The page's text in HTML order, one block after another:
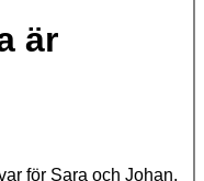
är
för Sara och Johan,